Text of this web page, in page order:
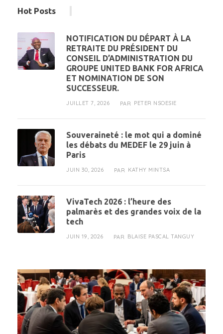
Hot Posts
NOTIFICATION DU DÉPART À LA
RETRAITE DU PRÉSIDENT DU
CONSEIL D’ADMINISTRATION DU
GROUPE UNITED BANK FOR AFRICA
ET NOMINATION DE SON
SUCCESSEUR.
JUILLET 7, 2026 PAR PETER NSOESIE
Souveraineté : le mot qui a dominé
les débats du MEDEF le 29 juin à
Paris
JUIN 30, 2026 PAR KATHY MINTSA
VivaTech 2026 : l’heure des
palmarès et des grandes voix de la
tech
JUIN 19, 2026 PAR BLAISE PASCAL TANGUY